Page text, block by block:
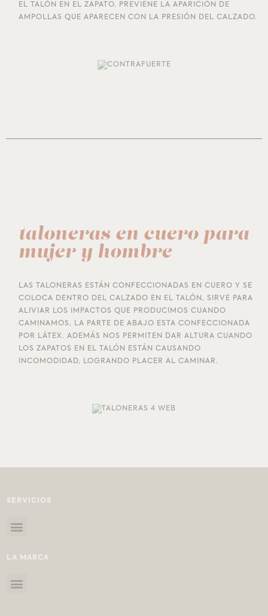
EL TALÓN EN EL ZAPATO. PREVIENE LA APARICIÓN DE
AMPOLLAS QUE APARECEN CON LA PRESIÓN DEL CALZADO.
taloneras en cuero para
mujer y hombre
LAS TALONERAS ESTÁN CONFECCIONADAS EN CUERO Y SE
COLOCA DENTRO DEL CALZADO EN EL TALÓN, SIRVE PARA
ALIVIAR LOS IMPACTOS QUE PRODUCIMOS CUANDO
CAMINAMOS, LA PARTE DE ABAJO ESTA CONFECCIONADA
POR LÁTEX. ADEMÁS NOS PERMITEN DAR ALTURA CUANDO
LOS ZAPATOS EN EL TALÓN ESTÁN CAUSANDO
INCOMODIDAD, LOGRANDO PLACER AL CAMINAR.
SERVICIOS
LA MARCA